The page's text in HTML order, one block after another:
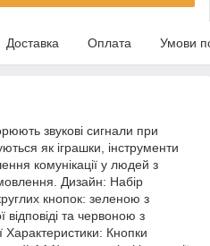
Доставка Оплата Умови
звукові сигнали при
як іграшки, інструменти
комунікації у людей з
Дизайн: Набір
кнопок: зеленою з
та червоною з
Кнопки